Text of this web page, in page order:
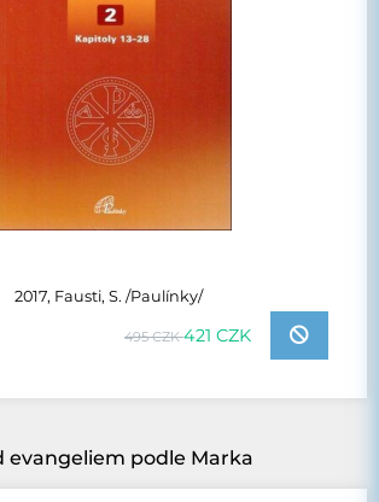
2017, Fausti, S. /Paulínky/
495 CZK421 CZK
evangeliem podle Marka